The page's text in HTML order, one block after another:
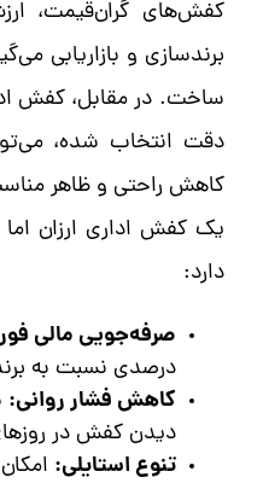
کفش‌های گران‌قیمت،
برندسازی و بازاریابی
ساخت. در مقابل، کفش
دقت انتخاب شده،
کاهش راحتی و ظاهر
یک کفش اداری ارزان
دارد:
صرفه‌جویی مالی
درصدی نسبت به
کاهش فشار روانی:
دیدن کفش در
تنوع استایلی: